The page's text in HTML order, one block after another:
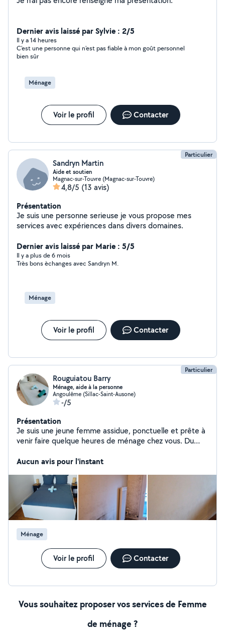
Dernier avis laissé par Sylvie : 2/5
Il y a 14 heures
C'est une personne qui n'est pas fiable à mon goût personnel
bien sûr
Ménage
Voir le profil Contacter
Particulier
Sandryn Martin
Aide et soutien
Magnac-sur-Touvre (Magnac-sur-Touvre)
4,8/5 (13 avis)
Présentation
Je suis une personne serieuse je vous propose mes
services avec expériences dans divers domaines.
Dernier avis laissé par Marie : 5/5
Il y a plus de 6 mois
Très bons èchanges avec Sandryn M.
Ménage
Voir le profil Contacter
Particulier
Rouguiatou Barry
Ménage, aide à la personne
Angoulême (Sillac-Saint-Ausone)
-/5
Présentation
Je suis une jeune femme assidue, ponctuelle et prête à
venir faire quelque heures de ménage chez vous. Du
j'ai 3 ans d'expérience dans le Rbnb, je ne suis pas
compréhension.NB: je prend aussi le cesu et cesu+
Budget a convertir merci d'avance
Aucun avis pour l'instant
Ménage
Voir le profil Contacter
Vous souhaitez proposer vos services de Femme
de ménage ?